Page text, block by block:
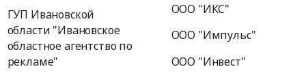
ГУП Ивановской
области "Ивановское
областное агентство по
рекламе"
ООО "ИКС"
ООО "Импульс"
ООО "Инвест"